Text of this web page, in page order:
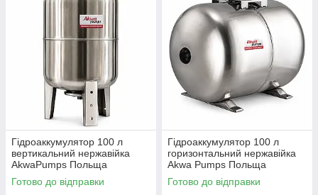
Гідроаккумулятор 100 л
вертикальний нержавійка
AkwaPumps Польща
Готово до відправки
Гідроаккумулятор 100 л
горизонтальний нержавійка
Akwa Pumps Польща
Готово до відправки